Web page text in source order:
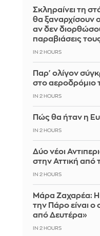
Σκληραίνει τη
θα ξαναρχίσουν
αν δεν
παραβιάσεις
IN 2 HOURS
Παρ' ολίγον
στο αεροδρόμιο
IN 2 HOURS
Πώς θα ήταν η
IN 2 HOURS
Δύο νέοι
στην Αττική από
IN 2 HOURS
Μάρα Ζαχαρέα:
την Πάρο είναι ο
από Δευτέρα»
IN 2 HOURS